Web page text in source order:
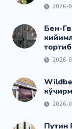
2026-
Бен-
2026-
2026-
Путин